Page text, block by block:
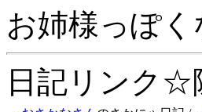
お姉様っぽ
日記リンク☆